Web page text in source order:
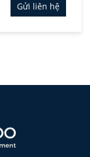
Gửi liên hệ